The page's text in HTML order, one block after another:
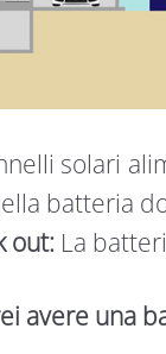
solari
batteria
out:La
avere una